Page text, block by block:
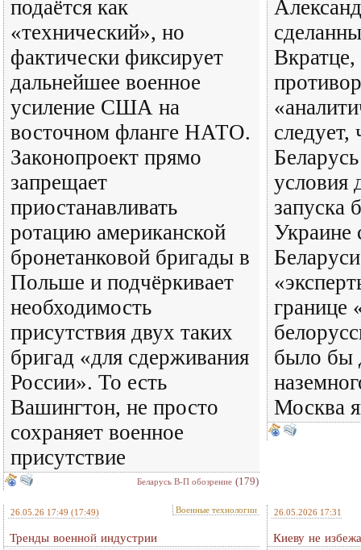
подаётся как
«технический», но
фактически фиксирует
дальнейшее военное
усиление США на
восточном фланге НАТО.
Законопроект прямо
запрещает
приостанавливать
ротацию американской
бронетанковой бригады в
Польше и подчёркивает
необходимость
присутствия двух таких
бригад «для сдерживания
России». То есть
Вашингтон, не просто
сохраняет военное
присутствие
Беларусь В-П обозрение (179)
Вкратце,
следует,
условия
запуска
Украине
границе
было бы
Москва
26.05.26 17:49 (17:49) Военные технологии
Тренды военной индустрии
26.05.2026 17:31
Киеву не